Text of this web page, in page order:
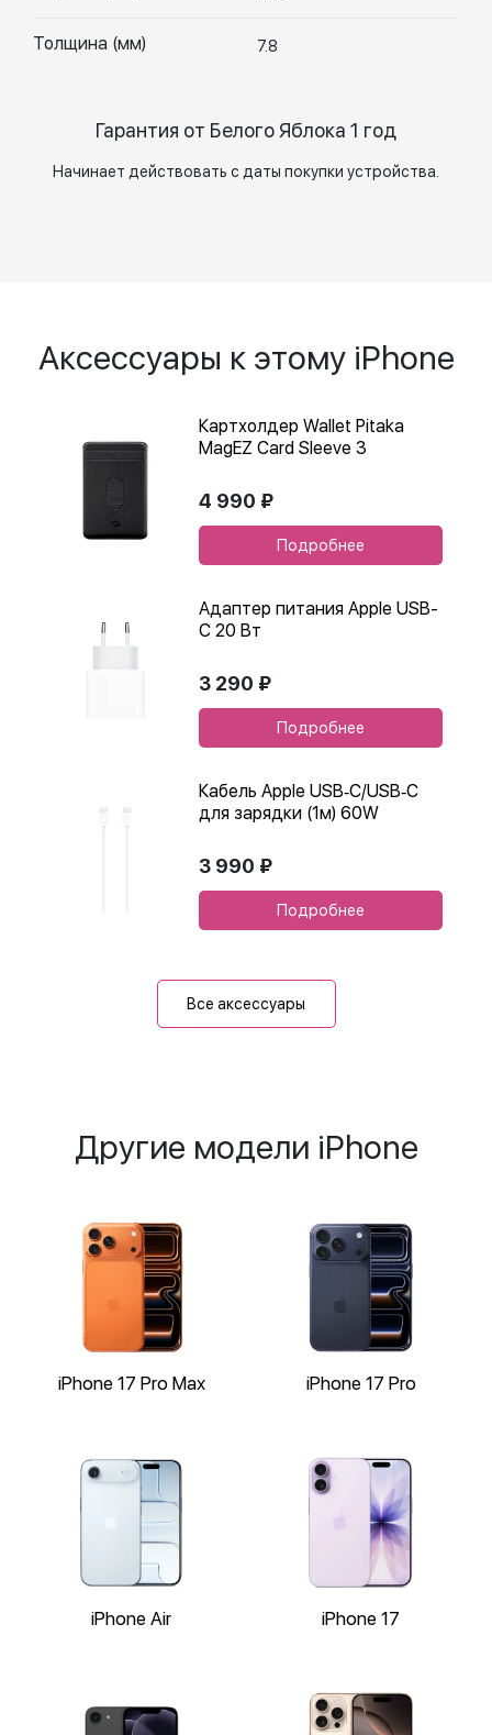
Толщина (мм) 7.8
Гарантия от Белого Яблока 1 год
Начинает действовать с даты покупки устройства.
Аксессуары к этому iPhone
Картхолдер Wallet Pitaka
MagEZ Card Sleeve 3
4 990 ₽
Подробнее
Адаптер питания Apple USB-
C 20 Вт
3 290 ₽
Подробнее
Кабель Apple USB‑C/USB‑C
для зарядки (1м) 60W
3 990 ₽
Подробнее
Все аксессуары
Другие модели iPhone
iPhone 17 Pro Max iPhone 17 Pro
iPhone Air iPhone 17